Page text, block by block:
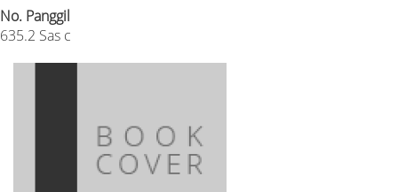
No. Panggil
635.2 Sas c